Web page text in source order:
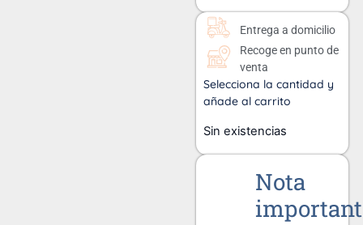
Entrega a domicilio
Recoge en punto de
venta
Selecciona la cantidad y
añade al carrito
Sin existencias
Nota